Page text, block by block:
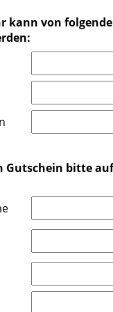
kann von
Gutschein bitte